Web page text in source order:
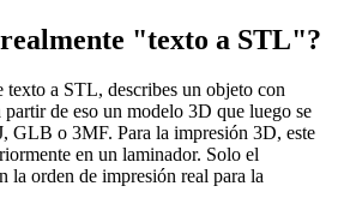
"texto a STL"?
a STL, describes un objeto con
de eso un modelo 3D que luego se
GLB o 3MF. Para la impresión 3D, este
en un laminador. Solo el
la orden de impresión real para la